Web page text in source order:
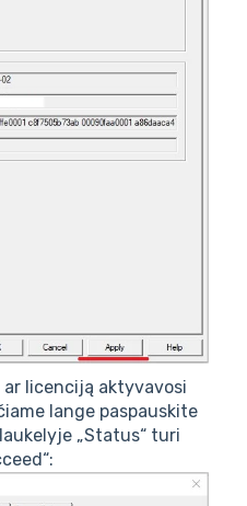
licenciją aktyvavosi
lange paspauskite
„Status“ turi